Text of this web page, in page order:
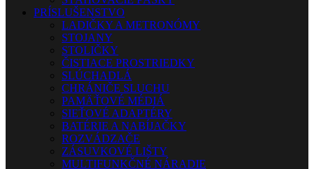
PRÍSLUŠENSTVO
LADIČKY A METRONÓMY
STOJANY
STOLIČKY
ČISTIACE PROSTRIEDKY
SLÚCHADLÁ
CHRÁNIČE SLUCHU
PAMÄŤOVÉ MÉDIÁ
SIEŤOVÉ ADAPTÉRY
BATÉRIE A NABÍJAČKY
ROZVÁDZAČE
ZÁSUVKOVÉ LIŠTY
MULTIFUNKČNÉ NÁRADIE